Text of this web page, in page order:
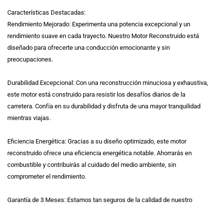
Características Destacadas:
Rendimiento Mejorado: Experimenta una potencia excepcional y un
rendimiento suave en cada trayecto. Nuestro Motor Reconstruido está
diseñado para ofrecerte una conducción emocionante y sin
preocupaciones.
Durabilidad Excepcional: Con una reconstrucción minuciosa y exhaustiva,
este motor está construido para resistir los desafíos diarios de la
carretera. Confía en su durabilidad y disfruta de una mayor tranquilidad
mientras viajas.
Eficiencia Energética: Gracias a su diseño optimizado, este motor
reconstruido ofrece una eficiencia energética notable. Ahorrarás en
combustible y contribuirás al cuidado del medio ambiente, sin
comprometer el rendimiento.
Garantía de 3 Meses: Estamos tan seguros de la calidad de nuestro